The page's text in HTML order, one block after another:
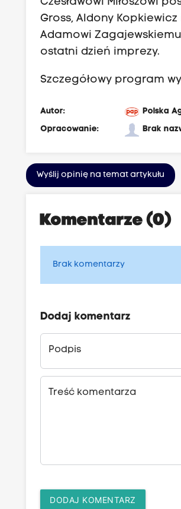
Czesławowi Miłoszowi
Gross, Aldony
Adamowi
ostatni dzień imprezy.
Szczegółowy program
Autor:
Polska
Opracowanie:
Brak
Wyślij opinię na temat artykułu
Komentarze (0)
Brak komentarzy
Dodaj komentarz
Podpis
Treść komentarza
DODAJ KOMENTARZ